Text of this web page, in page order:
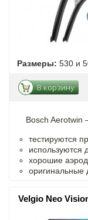
Размеры: 530 и
В корзину
Bosch Aerotwin
тестируются
используются
хорошие
оригинальные
Velgio Neo